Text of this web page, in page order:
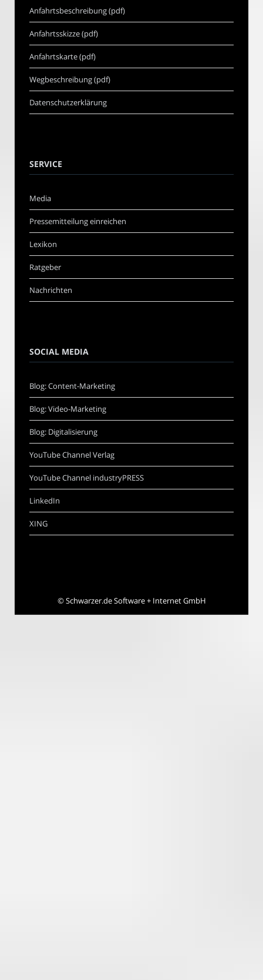
Anfahrtsbeschreibung (pdf)
Anfahrtsskizze (pdf)
Anfahrtskarte (pdf)
Wegbeschreibung (pdf)
Datenschutzerklärung
SERVICE
Media
Pressemitteilung einreichen
Lexikon
Ratgeber
Nachrichten
SOCIAL MEDIA
Blog: Content-Marketing
Blog: Video-Marketing
Blog: Digitalisierung
YouTube Channel Verlag
YouTube Channel industryPRESS
LinkedIn
XING
©Schwarzer.de Software + Internet GmbH